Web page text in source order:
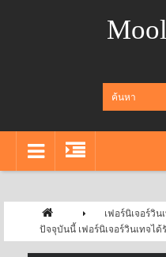
เฟอร์นิเจอร์วิน
ปัจจุบันนี้ เฟอร์นิเจอร์วินเทจไ